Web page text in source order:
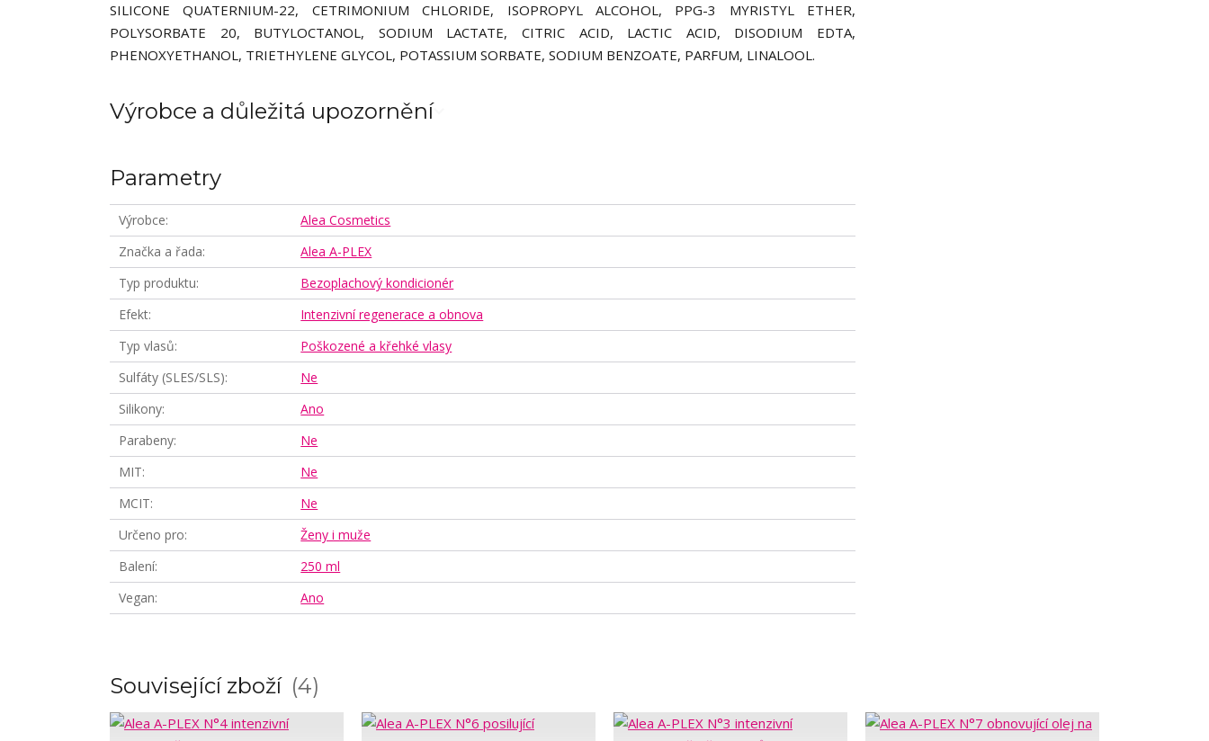
SILICONE QUATERNIUM-22, CETRIMONIUM CHLORIDE, ISOPROPYL ALCOHOL, PPG-3 MYRISTYL ETHER,
POLYSORBATE 20, BUTYLOCTANOL, SODIUM LACTATE, CITRIC ACID, LACTIC ACID, DISODIUM EDTA,
PHENOXYETHANOL, TRIETHYLENE GLYCOL, POTASSIUM SORBATE, SODIUM BENZOATE, PARFUM, LINALOOL.
Výrobce a důležitá upozornění
Parametry
Výrobce
Alea Cosmetics
Značka a řada
Alea A-PLEX
Typ produktu
Bezoplachový kondicionér
Efekt
Intenzivní regenerace a obnova
Typ vlasů
Poškozené a křehké vlasy
Sulfáty (SLES/SLS)
Ne
Silikony
Ano
Parabeny
Ne
MIT
Ne
MCIT
Ne
Určeno pro
Ženy i muže
Balení
250 ml
Vegan
Ano
Související zboží 4